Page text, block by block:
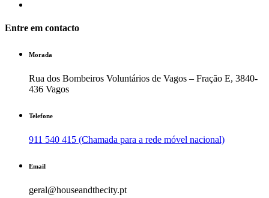
Entre em contacto
Morada
Rua dos Bombeiros Voluntários de Vagos – Fração E, 3840-
436 Vagos
Telefone
911 540 415 (Chamada para a rede móvel nacional)
Email
geral@houseandthecity.pt